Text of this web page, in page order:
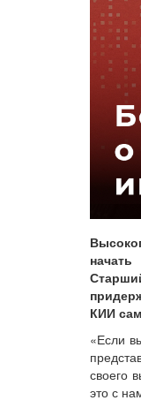
КИИ
«Если
своего
это с